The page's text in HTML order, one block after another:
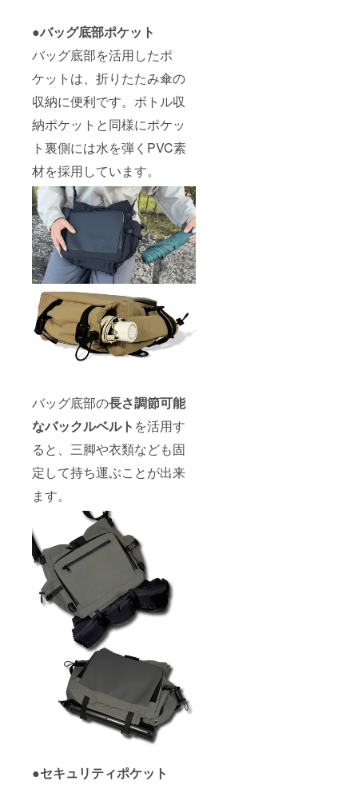
●バッグ底部ポケット
バッグ底部を活用したポ
ケットは、折りたたみ傘の
収納に便利です。ボトル収
納ポケットと同様にポケッ
ト裏側には水を弾くPVC素
材を採用しています。
バッグ底部の長さ調節可能
なバックルベルト を活用す
ると、三脚や衣類なども固
定して持ち運ぶことが出来
ます。
●セキュリティポケット